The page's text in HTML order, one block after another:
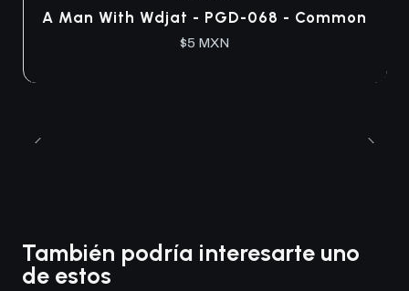
A Man With Wdjat - PGD-068 - Common
$5 MXN
También podría interesarte uno
de estos